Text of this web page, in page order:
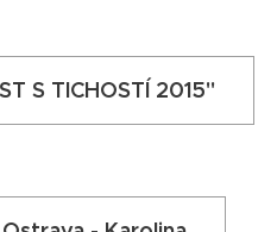
S TICHOSTÍ 2015"